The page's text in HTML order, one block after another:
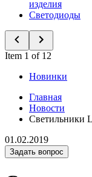
изделия
Светодиоды
Item 1 of 12
Новинки
Главная
Новости
Светильники
01.02.2019
Задать вопрос